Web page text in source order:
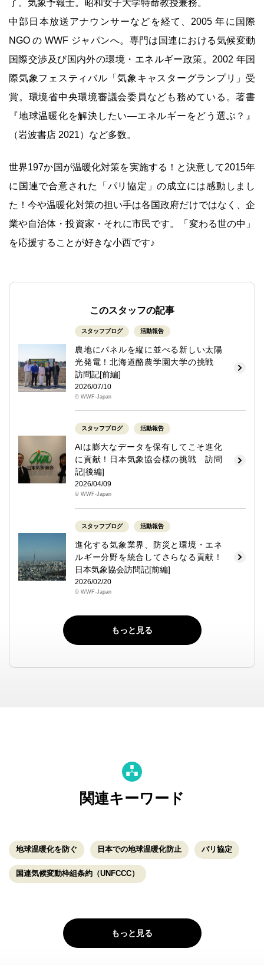
了。気象予報士。昭和女子大学特命教授兼務。
中部日本放送アナウンサーなどを経て、2005 年に国際
NGO の WWF ジャパンへ。専門は国連における気候変動
国際交渉及び国内外の環境・エネルギー政策。2002 年国
際気象フェスティバル「気象キャスターグランプリ」受
賞。環境省中央環境審議会委員なども務めている。著書
『地球温暖化を解決したい―エネルギーをどう選ぶ？』
（岩波書店 2021）など多数。
世界197か国が温暖化対策を実施する！と決意して2015年
に国連で合意された「パリ協定」の成立には感動しまし
た！今や温暖化対策の担い手は各国政府だけではなく、企
業や自治体・投資家・それに市民です。「変わる世の中」
を応援することが好きな小西です♪
このスタッフの記事
スタッフブログ 活動報告
農地にパネルを縦に並べる新しい太陽
光発電！北海道酪農学園大学の挑戦
訪問記[前編]
2026/07/10
© WWF-Japan
スタッフブログ 活動報告
AIは膨大なデータを保有してこそ進化
に貢献！日本気象協会様の挑戦 訪問
記[後編]
2026/04/09
© WWF-Japan
スタッフブログ 活動報告
進化する気象業界、防災と環境・エネ
ルギー分野を統合してさらなる貢献！
日本気象協会訪問記[前編]
2026/02/20
© WWF-Japan
もっと見る
関連キーワード
地球温暖化を防ぐ 日本での地球温暖化防止 パリ協定
国連気候変動枠組条約（UNFCCC）
もっと見る